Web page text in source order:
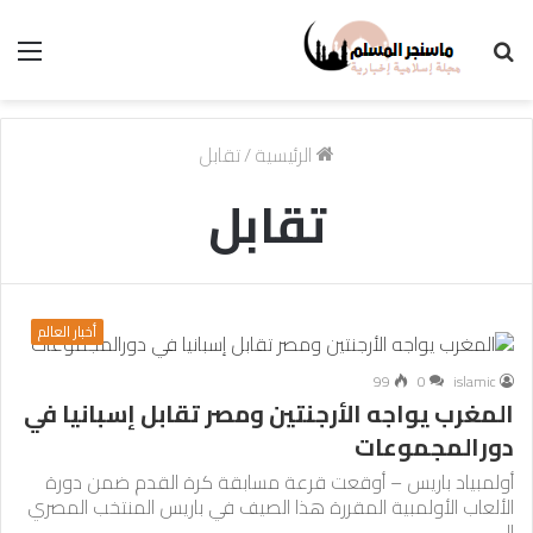
الرئيسية/تقابل
تقابل
أخبار العالم
islamic
0
99
المغرب يواجه الأرجنتين ومصر تقابل إسبانيا في
دورالمجموعات
أولمبياد باريس – أوقعت قرعة مسابقة كرة القدم ضمن دورة
الألعاب الأولمبية المقررة هذا الصيف في باريس المنتخب المصري